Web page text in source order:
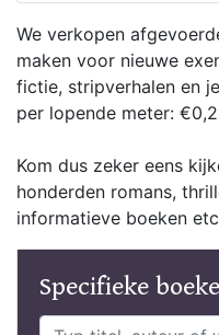
We verkopen
maken voor nieuwe
fictie, stripverhalen en
per lopende meter:
Kom dus zeker eens
honderden romans,
informatieve boeken
Specifieke